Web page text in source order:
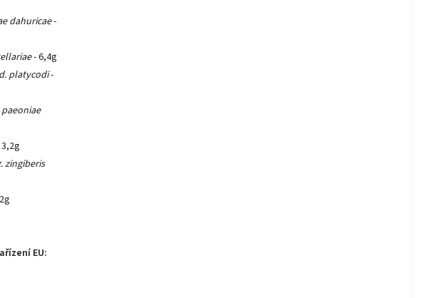
dahuricae-
- 6,4g
platycodi-
paeoniae
zingiberis
EU: